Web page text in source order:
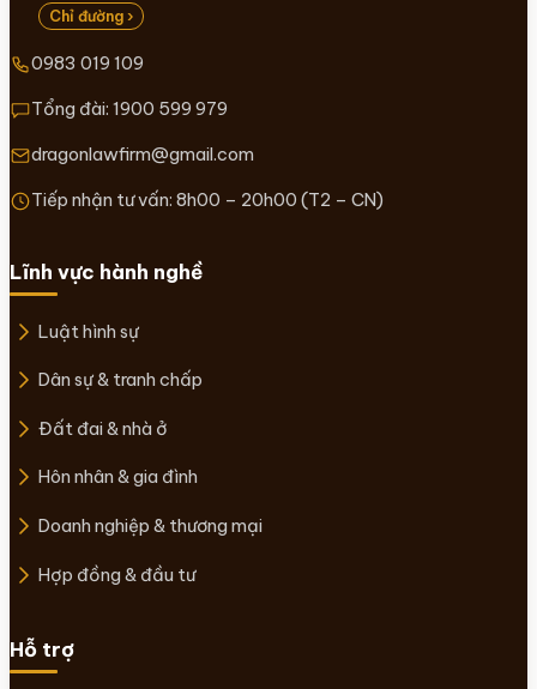
Chỉ đường ›
0983 019 109
Tổng đài: 1900 599 979
dragonlawfirm@gmail.com
Tiếp nhận tư vấn: 8h00 – 20h00 (T2 – CN)
Lĩnh vực hành nghề
Luật hình sự
Dân sự & tranh chấp
Đất đai & nhà ở
Hôn nhân & gia đình
Doanh nghiệp & thương mại
Hợp đồng & đầu tư
Hỗ trợ